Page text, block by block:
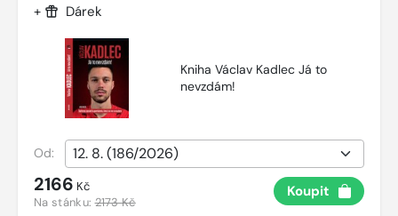
+ Dárek
Kniha Václav Kadlec Já to
nevzdám!
Od:
2166 Kč
Na stánku:2173 Kč
Koupit